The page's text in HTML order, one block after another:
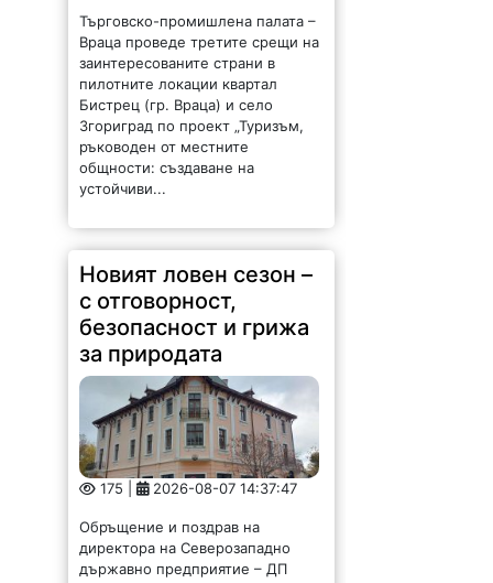
Търговско-промишлена палата –
Враца проведе третите срещи на
заинтересованите страни в
пилотните локации квартал
Бистрец (гр. Враца) и село
Згориград по проект „Туризъм,
ръководен от местните
общности: създаване на
устойчиви...
Новият ловен сезон –
с отговорност,
безопасност и грижа
за природата
175 | 2026-08-07 14:37:47
Обръщение и поздрав на
директора на Северозападно
държавно предприятие – ДП